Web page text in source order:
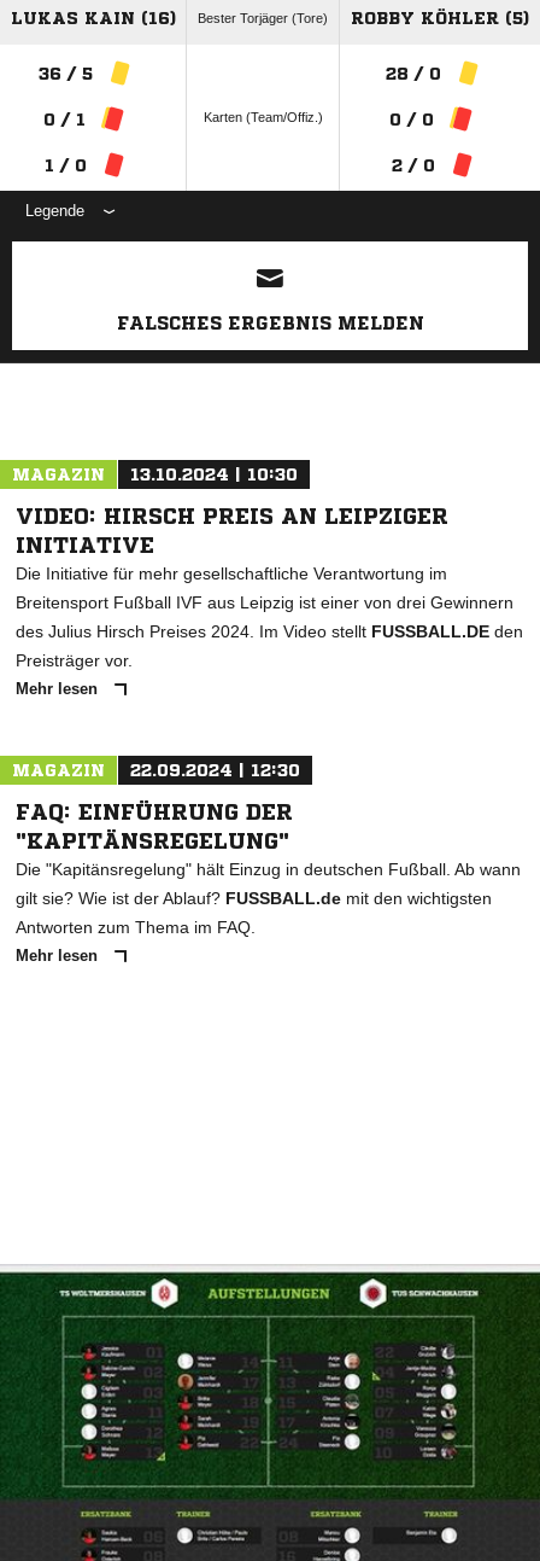
LUKAS KAIN (16) Bester Torjäger (Tore) ROBBY KÖHLER (5)
36 / 5
0 / 1
1 / 0
Karten (Team/Offiz.)
28 / 0
0 / 0
2 / 0
Legende
ANZEIGE
FALSCHES ERGEBNIS MELDEN
MAGAZIN 13.10.2024 | 10:30
VIDEO: HIRSCH PREIS AN LEIPZIGER
INITIATIVE
Die Initiative für mehr gesellschaftliche Verantwortung im
Breitensport Fußball IVF aus Leipzig ist einer von drei Gewinnern
des Julius Hirsch Preises 2024. Im Video stellt FUSSBALL.DE den
Preisträger vor.
Mehr lesen
MAGAZIN 22.09.2024 | 12:30
FAQ: EINFÜHRUNG DER
"KAPITÄNSREGELUNG"
Die "Kapitänsregelung" hält Einzug in deutschen Fußball. Ab wann
gilt sie? Wie ist der Ablauf? FUSSBALL.de mit den wichtigsten
Antworten zum Thema im FAQ.
Mehr lesen